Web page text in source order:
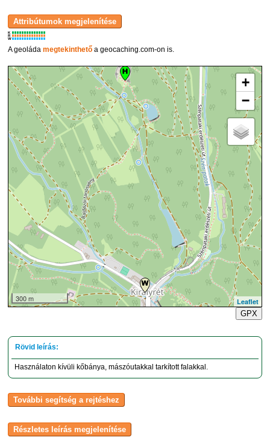
K
R
W
A geoládamegtekinthető a geocaching.com-on is.
+
−
300 m
Leaflet
GPX
Használaton kívüli kőbánya, mászóutakkal tarkított falakkal.